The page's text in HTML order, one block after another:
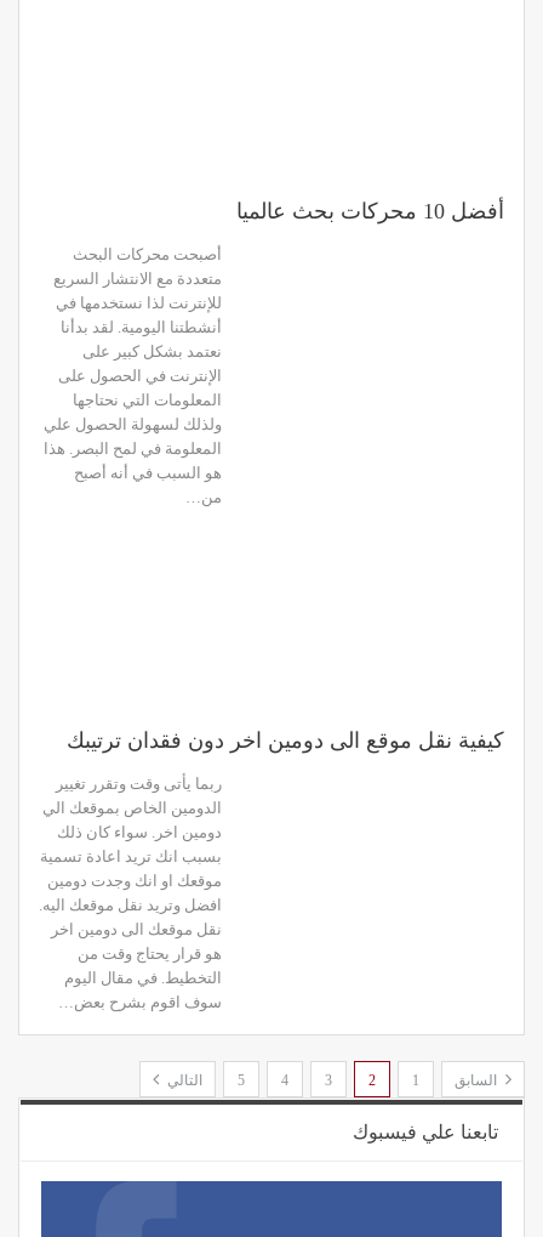
أفضل 10 محركات بحث عالميا
أصبحت محركات البحث
متعددة مع الانتشار السريع
للإنترنت لذا نستخدمها في
أنشطتنا اليومية. لقد بدأنا
نعتمد بشكل كبير على
الإنترنت في الحصول على
المعلومات التي نحتاجها
ولذلك لسهولة الحصول علي
المعلومة في لمح البصر. هذا
هو السبب في أنه أصبح
من…
كيفية نقل موقع الى دومين اخر دون فقدان ترتيبك
ربما يأتى وقت وتقرر تغيير
الدومين الخاص بموقعك الي
دومين اخر. سواء كان ذلك
بسبب انك تريد اعادة تسمية
موقعك او انك وجدت دومين
افضل وتريد نقل موقعك اليه.
نقل موقعك الى دومين اخر
هو قرار يحتاج وقت من
التخطيط. في مقال اليوم
سوف اقوم بشرح بعض…
السابق 1
2
3
4
5 التالي
تابعنا علي فيسبوك